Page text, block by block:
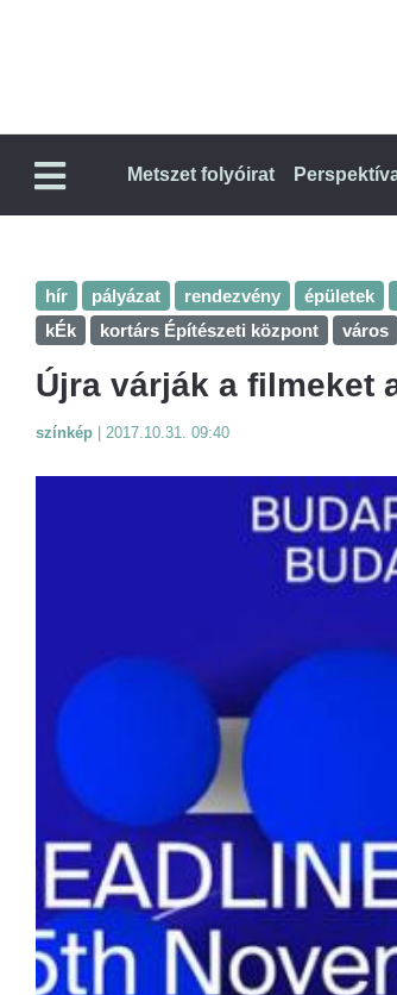
Metszet folyóirat
hír pályázat rendezvény épületek
kÉk
kortárs Építészeti központ város
Újra várják a filmeket
színkép 2017.10.31. 09:40